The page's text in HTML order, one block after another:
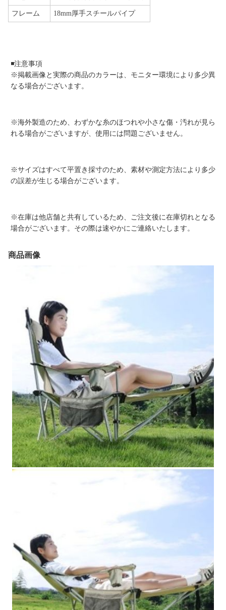
フレーム 18mm厚手スチールパイプ
◾️注意事項
※掲載画像と実際の商品のカラーは、モニター環境により多少異
なる場合がございます。
※海外製造のため、わずかな糸のほつれや小さな傷・汚れが見ら
れる場合がございますが、使用には問題ございません。
※サイズはすべて平置き採寸のため、素材や測定方法により多少
の誤差が生じる場合がございます。
※在庫は他店舗と共有しているため、ご注文後に在庫切れとなる
場合がございます。その際は速やかにご連絡いたします。
商品画像